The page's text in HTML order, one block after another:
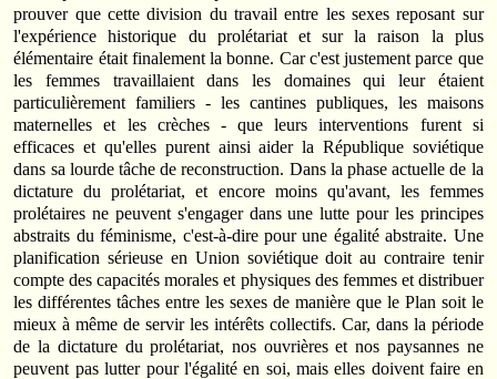
prouver que cette division du travail entre les sexes reposant sur
l'expérience historique du prolétariat et sur la raison la plus
élémentaire était finalement la bonne. Car c'est justement parce que
les femmes travaillaient dans les domaines qui leur étaient
particulièrement familiers - les cantines publiques, les maisons
maternelles et les crèches - que leurs interventions furent si
efficaces et qu'elles purent ainsi aider la République soviétique
dans sa lourde tâche de reconstruction. Dans la phase actuelle de la
dictature du prolétariat, et encore moins qu'avant, les femmes
prolétaires ne peuvent s'engager dans une lutte pour les principes
abstraits du féminisme, c'est-à-dire pour une égalité abstraite. Une
planification sérieuse en Union soviétique doit au contraire tenir
compte des capacités morales et physiques des femmes et distribuer
les différentes tâches entre les sexes de manière que le Plan soit le
mieux à même de servir les intérêts collectifs. Car, dans la période
de la dictature du prolétariat, nos ouvrières et nos paysannes ne
peuvent pas lutter pour l'égalité en soi, mais elles doivent faire en